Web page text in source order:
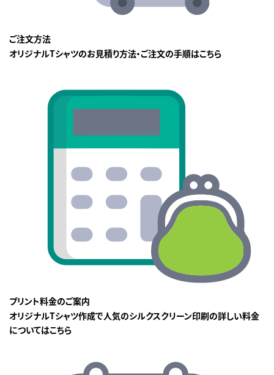
ご注文方法
オリジナルTシャツのお見積り方法・ご注文の手順はこちら
プリント料金のご案内
オリジナルTシャツ作成で人気のシルクスクリーン印刷の詳しい料金
についてはこちら